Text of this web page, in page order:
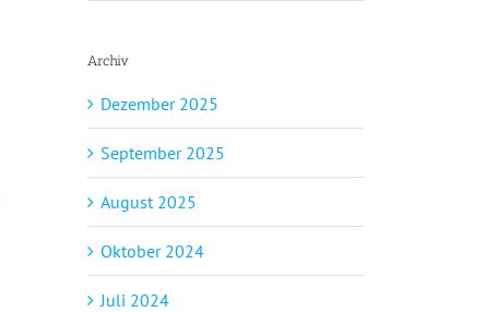
Archiv
Dezember 2025
September 2025
August 2025
Oktober 2024
Juli 2024